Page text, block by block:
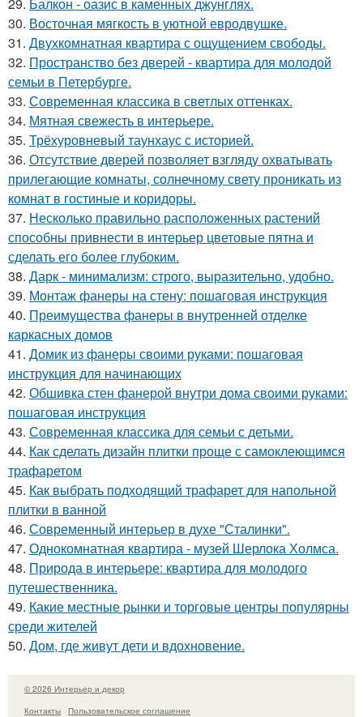
29. Балкон - оазис в каменных джунглях.
30. Восточная мягкость в уютной евродвушке.
31. Двухкомнатная квартира с ощущением свободы.
32. Пространство без дверей - квартира для молодой
семьи в Петербурге.
33. Современная классика в светлых оттенках.
34. Мятная свежесть в интерьере.
35. Трёхуровневый таунхаус с историей.
36. Отсутствие дверей позволяет взгляду охватывать
прилегающие комнаты, солнечному свету проникать из
комнат в гостиные и коридоры.
37. Несколько правильно расположенных растений
способны привнести в интерьер цветовые пятна и
сделать его более глубоким.
38. Дарк - минимализм: строго, выразительно, удобно.
39. Монтаж фанеры на стену: пошаговая инструкция
40. Преимущества фанеры в внутренней отделке
каркасных домов
41. Домик из фанеры своими руками: пошаговая
инструкция для начинающих
42. Обшивка стен фанерой внутри дома своими руками:
пошаговая инструкция
43. Современная классика для семьи с детьми.
44. Как сделать дизайн плитки проще с самоклеющимся
трафаретом
45. Как выбрать подходящий трафарет для напольной
плитки в ванной
46. Современный интерьер в духе "Сталинки".
47. Однокомнатная квартира - музей Шерлока Холмса.
48. Природа в интерьере: квартира для молодого
путешественника.
49. Какие местные рынки и торговые центры популярны
среди жителей
50. Дом, где живут дети и вдохновение.
© 2026 Интерьер и декор
Контакты
Пользовательское соглашение